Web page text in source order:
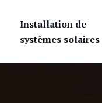
Installation de
systèmes solaires